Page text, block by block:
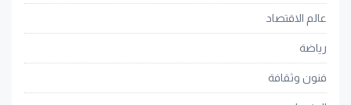
عالم الاقتصاد
رياضة
فنون وثقافة